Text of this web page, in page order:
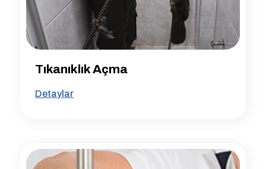
Tıkanıklık Açma
Detaylar